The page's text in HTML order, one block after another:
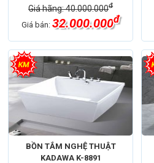
Giá hãng: 40.000.000đ
Giá bán:32.000.000đ
BỒN TẮM NGHỆ THUẬT
KADAWA K-8891